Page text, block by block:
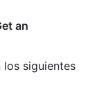
an
siguientes